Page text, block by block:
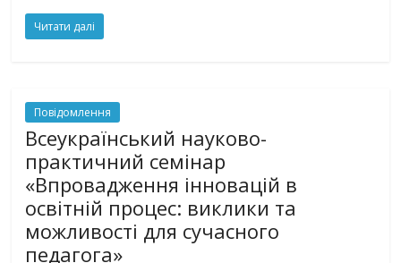
Читати далі
Повідомлення
Всеукраїнський науково-
практичний семінар
«Впровадження інновацій в
освітній процес: виклики та
можливості для сучасного
педагога»